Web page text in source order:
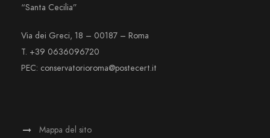
“Santa Cecilia”
Via dei Greci, 18 – 00187 – Roma
T. +39 0636096720
PEC: conservatorioroma@postecert.it
Mappa del sito